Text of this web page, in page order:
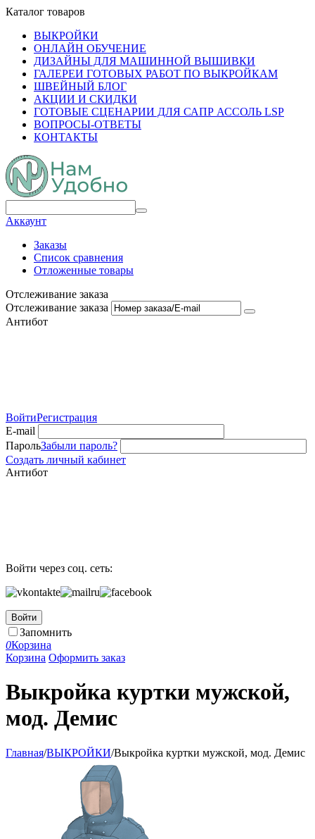
Каталог товаров
ВЫКРОЙКИ
ОНЛАЙН ОБУЧЕНИЕ
ДИЗАЙНЫ ДЛЯ МАШИННОЙ ВЫШИВКИ
ГАЛЕРЕИ ГОТОВЫХ РАБОТ ПО ВЫКРОЙКАМ
ШВЕЙНЫЙ БЛОГ
АКЦИИ И СКИДКИ
ГОТОВЫЕ СЦЕНАРИИ ДЛЯ САПР АССОЛЬ LSP
ВОПРОСЫ-ОТВЕТЫ
КОНТАКТЫ
Аккаунт
Заказы
Список сравнения
Отложенные товары
Отслеживание заказа
Отслеживание заказа
Антибот
ВойтиРегистрация
E-mail
ПарольЗабыли пароль?
Создать личный кабинет
Антибот
Войти через соц. сеть:
Войти
Запомнить
0Корзина
Корзина Оформить заказ
Выкройка куртки мужской,
мод. Демис
Главная/ВЫКРОЙКИ/Выкройка куртки мужской, мод. Демис